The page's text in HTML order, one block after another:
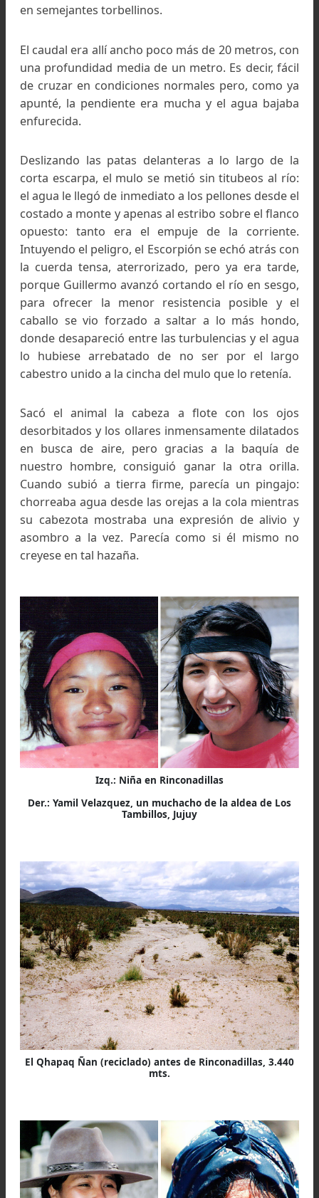
Corto tramo del Camino Inca rumbo a Tusaquilla
mts.)
Guillermo, nuestro baqueano, iba montado en
mulo joven, fuerte, muy alto, que en San Juan
agregado a la tropilla con la idea de concluir
amansamiento en el transcurso de la
Por consiguiente hizo punta sin ulteriores
llevando al Escorpión atado a la argolla de la
por cuanto, sólo, el caballo jamás se habría
en semejantes torbellinos.
El caudal era allí ancho poco más de 20 metros,
una profundidad media de un metro. Es decir,
de cruzar en condiciones normales pero, como
enfurecida.
Deslizando las patas delanteras a lo largo
corta escarpa, el mulo se metió sin titubeos al
el agua le llegó de inmediato a los pellones
costado a monte y apenas al estribo sobre el
opuesto: tanto era el empuje de la
Intuyendo el peligro, el Escorpión se echó atrás
porque Guillermo avanzó cortando el río en
para ofrecer la menor resistencia posible
caballo se vio forzado a saltar a lo más
donde desapareció entre las turbulencias y el
lo hubiese arrebatado de no ser por el
cabestro unido a la cincha del mulo que lo
Sacó el animal la cabeza a flote con los
desorbitados y los ollares inmensamente
en busca de aire, pero gracias a la baquía
nuestro hombre, consiguió ganar la otra
Cuando subió a tierra firme, parecía un
su cabezota mostraba una expresión de
asombro a la vez. Parecía como si él mismo
creyese en tal hazaña.
Izq.: Niña en Rinconadillas
Der.: Yamil Velazquez, un muchacho de la aldea de
Tambillos, Jujuy